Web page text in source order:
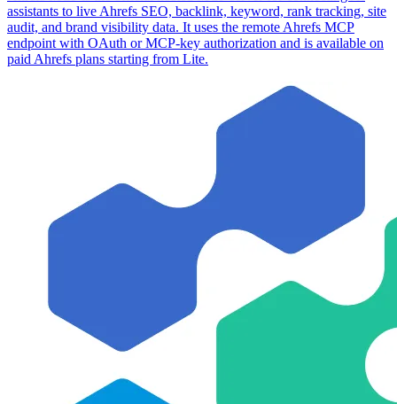
assistants to live Ahrefs SEO, backlink, keyword, rank tracking, site
audit, and brand visibility data. It uses the remote Ahrefs MCP
endpoint with OAuth or MCP-key authorization and is available on
paid Ahrefs plans starting from Lite.